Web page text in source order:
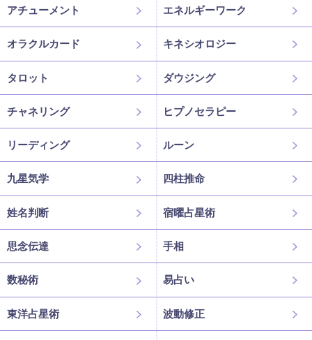
アチューメント エネルギーワーク
オラクルカード キネシオロジー
タロット ダウジング
チャネリング ヒプノセラピー
リーディング ルーン
九星気学 四柱推命
姓名判断 宿曜占星術
思念伝達 手相
数秘術 易占い
東洋占星術 波動修正